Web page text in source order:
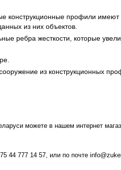
конструкционные профили
из них объектов.
ребра жесткости, которые
из конструкционных
можете в нашем интернет
44 777 14 57, или по почте